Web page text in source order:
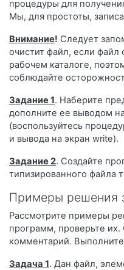
процедуры для
Мы, для простоты,
Внимание! Следует
очистит файл, если
рабочем каталоге,
соблюдайте
Задание 1. Наберите
дополните ее выводом
(воспользуйтесь
и вывода на экран write).
Задание 2. Создайте
типизированного файла
Примеры решения
Рассмотрите примеры
программ, проверьте
комментарий. Выполните
Задача 1. Дан файл,